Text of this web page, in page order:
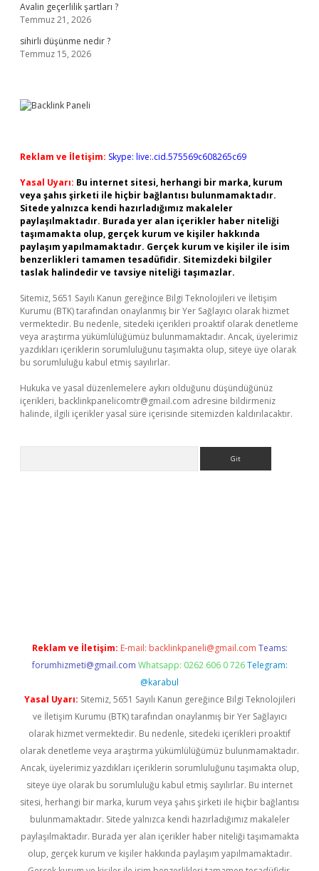
Avalin geçerlilik şartları ?
Temmuz 21, 2026
sihirli düşünme nedir ?
Temmuz 15, 2026
Reklam ve İletişim: Skype: live:.cid.575569c608265c69
Yasal Uyarı: Bu internet sitesi, herhangi bir marka, kurum
veya şahıs şirketi ile hiçbir bağlantısı bulunmamaktadır.
Sitede yalnızca kendi hazırladığımız makaleler
paylaşılmaktadır. Burada yer alan içerikler haber niteliği
taşımamakta olup, gerçek kurum ve kişiler hakkında
paylaşım yapılmamaktadır. Gerçek kurum ve kişiler ile isim
benzerlikleri tamamen tesadüfidir. Sitemizdeki bilgiler
taslak halindedir ve tavsiye niteliği taşımazlar.
Sitemiz, 5651 Sayılı Kanun gereğince Bilgi Teknolojileri ve İletişim
Kurumu (BTK) tarafından onaylanmış bir Yer Sağlayıcı olarak hizmet
vermektedir. Bu nedenle, sitedeki içerikleri proaktif olarak denetleme
veya araştırma yükümlülüğümüz bulunmamaktadır. Ancak, üyelerimiz
yazdıkları içeriklerin sorumluluğunu taşımakta olup, siteye üye olarak
bu sorumluluğu kabul etmiş sayılırlar.
Hukuka ve yasal düzenlemelere aykırı olduğunu düşündüğünüz
içerikleri, backlinkpanelicomtr@gmail.com adresine bildirmeniz
halinde, ilgili içerikler yasal süre içerisinde sitemizden kaldırılacaktır.
Reklam ve İletişim: E-mail: backlinkpaneli@gmail.com Teams:
forumhizmeti@gmail.com Whatsapp: 0262 606 0 726 Telegram:
@karabul
Yasal Uyarı: Sitemiz, 5651 Sayılı Kanun gereğince Bilgi Teknolojileri
ve İletişim Kurumu (BTK) tarafından onaylanmış bir Yer Sağlayıcı
olarak hizmet vermektedir. Bu nedenle, sitedeki içerikleri proaktif
olarak denetleme veya araştırma yükümlülüğümüz bulunmamaktadır.
Ancak, üyelerimiz yazdıkları içeriklerin sorumluluğunu taşımakta olup,
siteye üye olarak bu sorumluluğu kabul etmiş sayılırlar. Bu internet
sitesi, herhangi bir marka, kurum veya şahıs şirketi ile hiçbir bağlantısı
bulunmamaktadır. Sitede yalnızca kendi hazırladığımız makaleler
paylaşılmaktadır. Burada yer alan içerikler haber niteliği taşımamakta
olup, gerçek kurum ve kişiler hakkında paylaşım yapılmamaktadır.